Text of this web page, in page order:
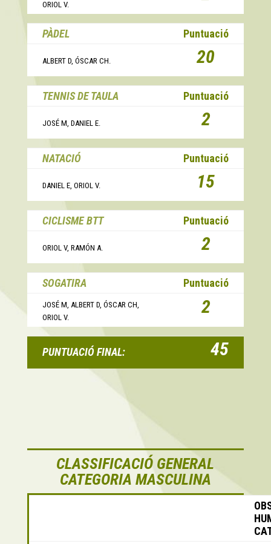
ORIOL V.
PÀDEL Puntuació
ALBERT D, ÓSCAR CH. 20
TENNIS DE TAULA Puntuació
JOSÉ M, DANIEL E. 2
NATACIÓ Puntuació
DANIEL E, ORIOL V. 15
CICLISME BTT Puntuació
ORIOL V, RAMÓN A. 2
SOGATIRA Puntuació
JOSÉ M, ALBERT D, ÓSCAR CH,
ORIOL V.
2
PUNTUACIÓ FINAL: 45
CLASSIFICACIÓ GENERAL
CATEGORIA MASCULINA